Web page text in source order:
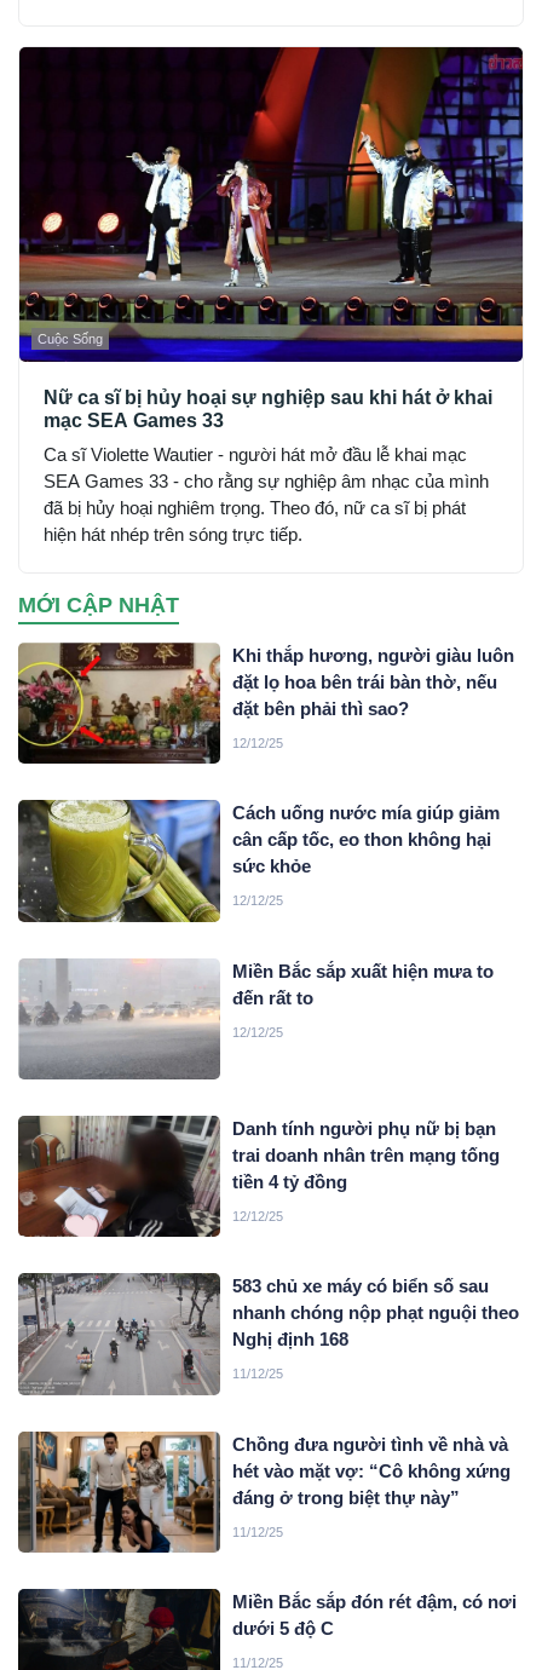
Cuộc Sống
Nữ ca sĩ bị hủy hoại sự nghiệp sau khi hát ở khai
mạc SEA Games 33
Ca sĩ Violette Wautier - người hát mở đầu lễ khai mạc
SEA Games 33 - cho rằng sự nghiệp âm nhạc của mình
đã bị hủy hoại nghiêm trọng. Theo đó, nữ ca sĩ bị phát
hiện hát nhép trên sóng trực tiếp.
MỚI CẬP NHẬT
Khi thắp hương, người giàu luôn
đặt lọ hoa bên trái bàn thờ, nếu
đặt bên phải thì sao?
12/12/25
Cách uống nước mía giúp giảm
cân cấp tốc, eo thon không hại
sức khỏe
12/12/25
Miền Bắc sắp xuất hiện mưa to
đến rất to
12/12/25
Danh tính người phụ nữ bị bạn
trai doanh nhân trên mạng tống
tiền 4 tỷ đồng
12/12/25
583 chủ xe máy có biển số sau
nhanh chóng nộp phạt nguội theo
Nghị định 168
11/12/25
Chồng đưa người tình về nhà và
hét vào mặt vợ: “Cô không xứng
đáng ở trong biệt thự này”
11/12/25
Miền Bắc sắp đón rét đậm, có nơi
dưới 5 độ C
11/12/25